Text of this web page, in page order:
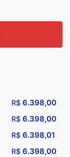
R$ 6.398,00
R$ 6.398,00
R$ 6.398,01
R$ 6.398,00